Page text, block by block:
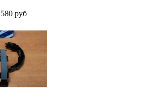
580 руб